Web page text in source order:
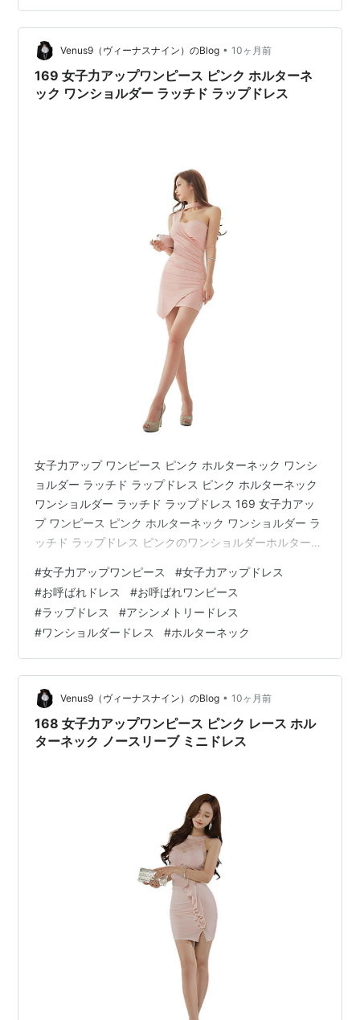
ぎの方でもスムーズに準備ができます。 憧れのドレスを
手軽にゲットして、自信を持って特別な日を迎えましょ
う！ ※本サービス内ではアフィリエイト広告を利用して
います 即日発送・後払いができるお呼ばれパー…
Venus9（ヴィーナスナイン）のBlog • 10ヶ月前
169 女子力アップワンピース ピンク ホルターネ
ック ワンショルダー ラッチド ラップドレス
女子力アップ ワンピース ピンク ホルターネック ワンシ
ョルダー ラッチド ラップドレス ピンク ホルターネック
ワンショルダー ラッチド ラップドレス 169 女子力アッ
プ ワンピース ピンク ホルターネック ワンショルダー ラ
ッチド ラップドレス ピンクのワンショルダーホルターネ
ップ！ ラッチドラップミニドレスでクビレ美人＆美脚力
アップで魅せます！ ラップドレスは、アシンメトリー効
果でシックに決めやすいドレスです。 ラップドレスと
は… venus9.net
#女子力アップワンピース #女子力アップドレス
#お呼ばれドレス #お呼ばれワンピース
#ラップドレス #アシンメトリードレス
#ワンショルダードレス #ホルターネック
Venus9（ヴィーナスナイン）のBlog • 10ヶ月前
168 女子力アップワンピース ピンク レース ホル
ターネック ノースリーブ ミニドレス